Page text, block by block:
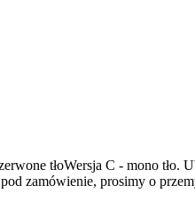
tłoWersja C - mono
prosimy o